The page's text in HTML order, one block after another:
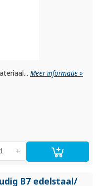
Meer informatie »
+
B7 edelstaal/